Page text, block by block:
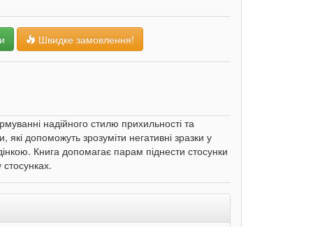
Швидке замовлення!
надійного стилю прихильності та
допоможуть зрозуміти негативні зразки у
Книга допомагає парам піднести стосунки